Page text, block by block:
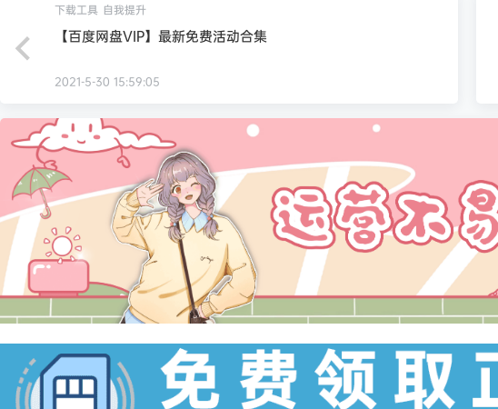
下载工具 自我提升
【百度网盘VIP】最新免费活动合集
2021-5-30 15:59:05